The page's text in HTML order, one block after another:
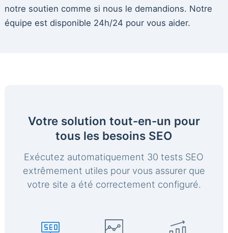
notre soutien comme si nous le demandions. Notre
équipe est disponible 24h/24 pour vous aider.
Votre solution tout-en-un pour
tous les besoins SEO
Exécutez automatiquement 30 tests SEO
extrêmement utiles pour vous assurer que
votre site a été correctement configuré.